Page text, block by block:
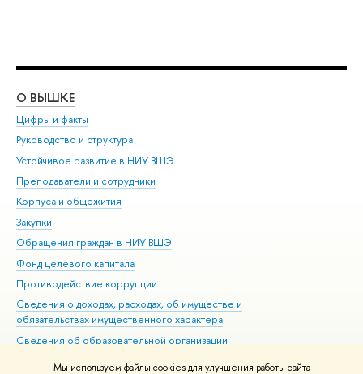
Мы используем файлы cookies для улучшения работы сайта
О ВЫШКЕ
Цифры и факты
Руководство и структура
Устойчивое развитие в НИУ ВШЭ
Преподаватели и сотрудники
Корпуса и общежития
Закупки
Обращения граждан в НИУ ВШЭ
Фонд целевого капитала
Противодействие коррупции
Сведения о доходах, расходах, об имуществе и
обязательствах имущественного характера
Сведения об образовательной организации
Людям с ограниченными возможностями здоровья